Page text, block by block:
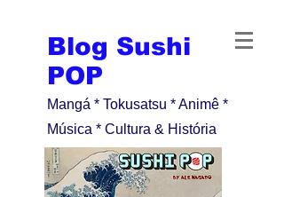
Blog Sushi
POP
Mangá * Tokusatsu * Animê *
Música * Cultura & História